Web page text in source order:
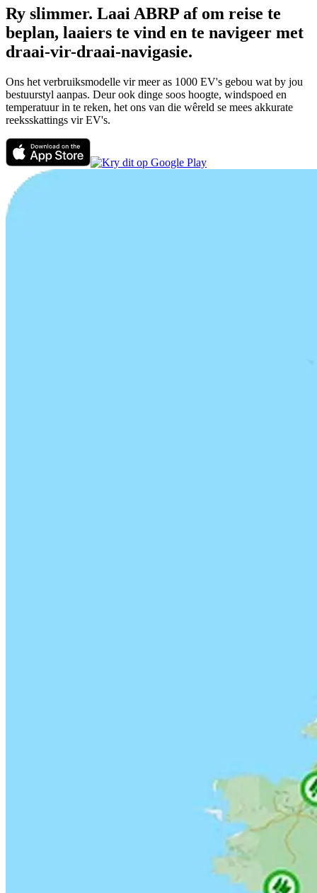
Ry slimmer. Laai ABRP af om reise te
beplan, laaiers te vind en te navigeer met
draai-vir-draai-navigasie.
Ons het verbruiksmodelle vir meer as 1000 EV's gebou wat by jou
bestuurstyl aanpas. Deur ook dinge soos hoogte, windspoed en
temperatuur in te reken, het ons van die wêreld se mees akkurate
reeksskattings vir EV's.